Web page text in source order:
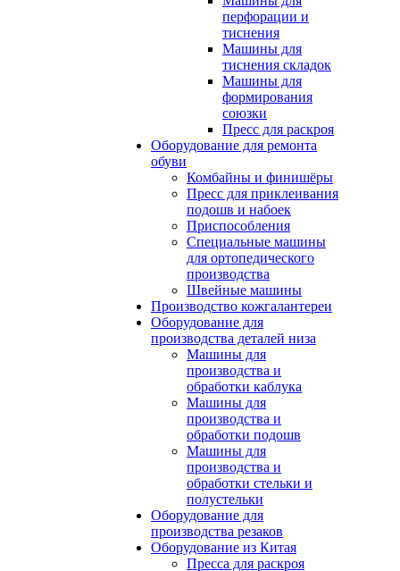
перфорации и
тиснения
Машины для
тиснения складок
Машины для
формирования
союзки
Пресс для раскроя
Оборудование для ремонта
обуви
Комбайны и финишёры
Пресс для приклеивания
подошв и набоек
Приспособления
Специальные машины
для ортопедического
производства
Швейные машины
Производство кожгалантереи
Оборудование для
производства деталей низа
Машины для
производства и
обработки каблука
Машины для
производства и
обработки подошв
Машины для
производства и
обработки стельки и
полустельки
Оборудование для
производства резаков
Оборудование из Китая
Пресса для раскроя